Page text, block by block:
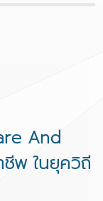
And
ชีพ ในยุควิถี